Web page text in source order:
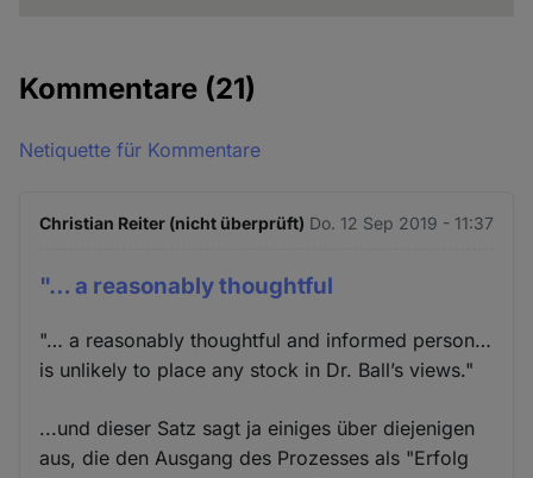
Kommentare (21)
Netiquette für Kommentare
Christian Reiter (nicht überprüft) Do. 12 Sep 2019 - 11:37
"… a reasonably thoughtful
"… a reasonably thoughtful and informed person…
is unlikely to place any stock in Dr. Ball’s views."
...und dieser Satz sagt ja einiges über diejenigen
aus, die den Ausgang des Prozesses als "Erfolg